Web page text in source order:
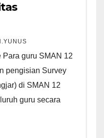
Para guru SMAN 12
pengisian Survey
di SMAN 12
guru secara